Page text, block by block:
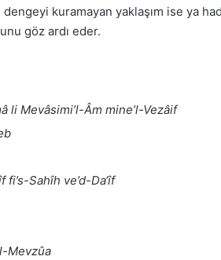
dengeyi kuramayan yaklaşım ise ya
göz ardı eder.
li Mevâsimi’l-Âm mine’l-Vezâif
Sahîh ve’d-Da‘îf
Mevzûa